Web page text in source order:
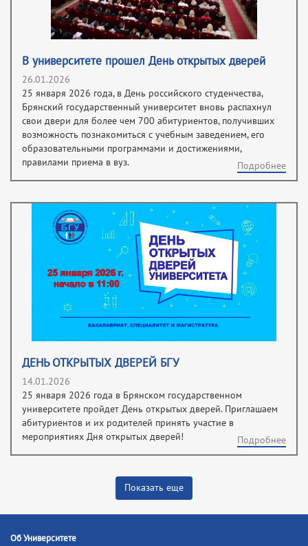
В университете прошел День открытых дверей
26.01.2026
25 января 2026 года, в День российского студенчества,
Брянский государственный университет вновь распахнул
свои двери для более чем 700 абитуриентов, получивших
возможность познакомиться с учебным заведением, его
образовательными программами и достижениями,
правилами приема в вуз.
Подробнее
ДЕНЬ ОТКРЫТЫХ ДВЕРЕЙ БГУ
14.01.2026
25 января 2026 года в Брянском государственном
университете пройдет День открытых дверей. Приглашаем
абитуриентов и их родителей принять участие в
мероприятиях Дня открытых дверей!
Подробнее
Показать еще
Об Университете